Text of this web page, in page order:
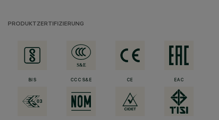
PRODUKTZERTIFIZIERUNG
BIS CCC S&E CE EAC